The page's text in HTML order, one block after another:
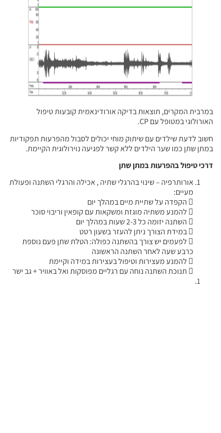
במרבית המקרים, תוצאות בדיקה אורודינאמית קובעות טיפול
האורולוגי במטופל עם CP.
חשוב לדעת שילדים עם שיתוק מוחי יכולים לסבול מהפרעות תפקודיות
במתן שתן כמו שער הילדים ללא קשר לפגיעה נוירולוגית הקיימת.
דרכי טיפול בהפרעות במתן שתן
אורותרפיה – שינוי בהרגלי שתיה , אכילה והרגלי השתנה ופעולת
מעיים:
 הקפדה על שתיית מיים במהלך יום
 להמנע משתיה מוגזת ומשקאות עם קופאין וריבוי סוכר
 השתנה יזומה כל 2-3 שעות במהלך יום
 במידת הצורך ניתן להעזר בשעון רטט
 לפעמים יש צורך בהשתנה כפולה: הטלת שתן פעם נוספת
כרבע שעה לאחר השתנה הראשונה
 להמנע מעצירות וטיפול בעצירות במידה וקיימת
 תנוכת השתנה נוחה עם רגליים מפוסקות ואל באוויר + גב ישר